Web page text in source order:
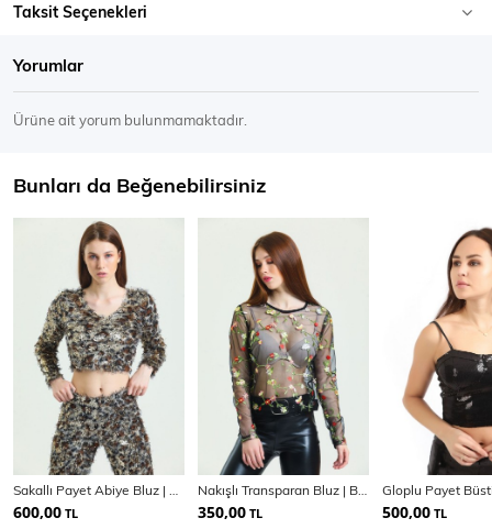
Taksit Seçenekleri
Yorumlar
Ürüne ait yorum bulunmamaktadır.
Bunları da Beğenebilirsiniz
600,00 TL 350,00 TL 500,00 TL